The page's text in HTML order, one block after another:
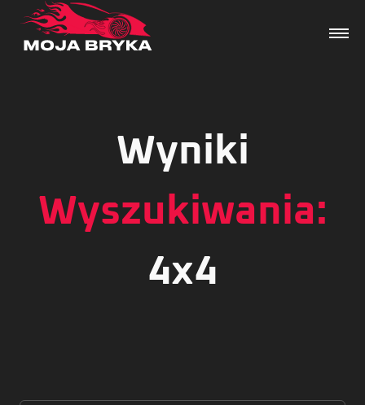
Dane techniczne
Wydarzenia
Artykuły
Wyniki
Wyszukiwania:
4x4